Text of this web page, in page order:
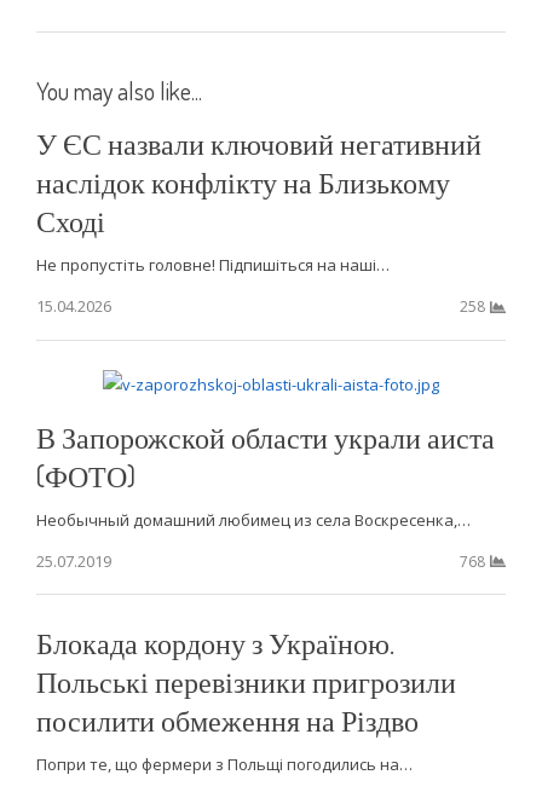
You may also like...
У ЄС назвали ключовий негативний
наслідок конфлікту на Близькому
Сході
Не пропустіть головне! Підпишіться на наші…
15.04.2026
258
В Запорожской области украли аиста
(ФОТО)
Необычный домашний любимец из села Воскресенка,…
25.07.2019
768
Блокада кордону з Україною.
Польські перевізники пригрозили
посилити обмеження на Різдво
Попри те, що фермери з Польщі погодились на…